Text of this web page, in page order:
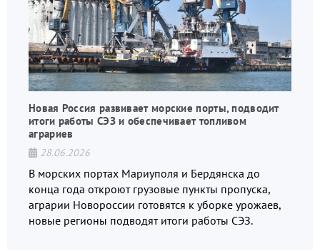
Новая Россия развивает морские порты, подводит
итоги работы СЭЗ и обеспечивает топливом
аграриев
28.06.2026
В морских портах Мариуполя и Бердянска до
конца года откроют грузовые пункты пропуска,
аграрии Новороссии готовятся к уборке урожаев,
новые регионы подводят итоги работы СЭЗ.